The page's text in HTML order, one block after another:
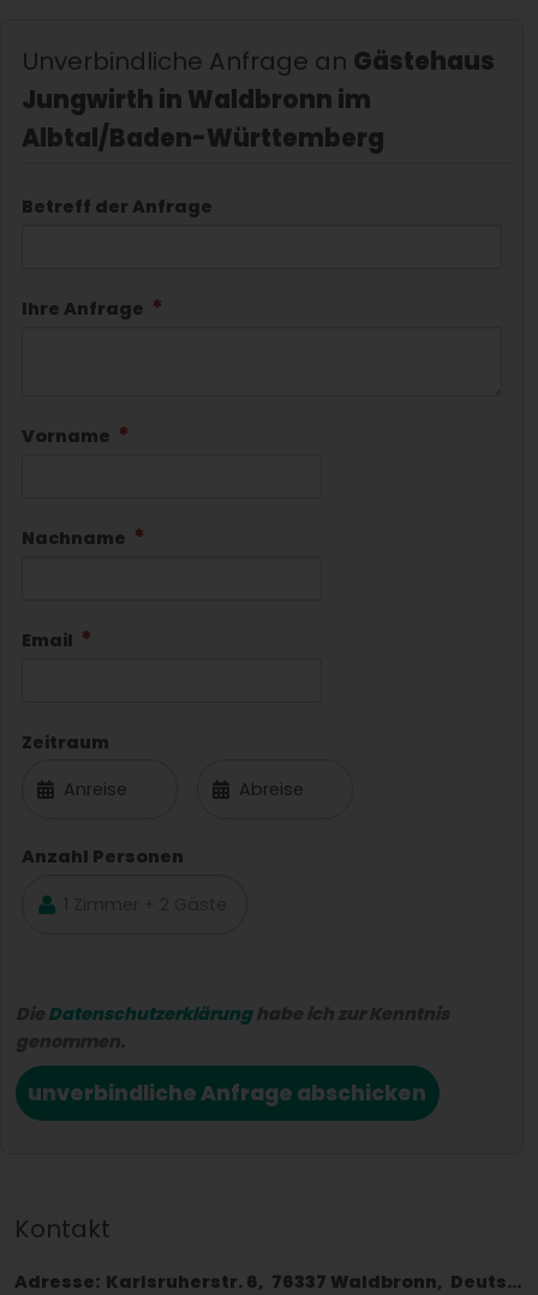
Unverbindliche Anfrage an Gästehaus
Jungwirth in Waldbronn im
Albtal/Baden-Württemberg
Betreff der Anfrage
Ihre Anfrage
Vorname
Nachname
Email
Zeitraum
Anzahl Personen
Die Datenschutzerklärunghabe ich zur Kenntnis
genommen.
unverbindliche Anfrage abschicken
Kontakt
Adresse: Karlsruherstr. 6 76337 Waldbronn
Deutschland